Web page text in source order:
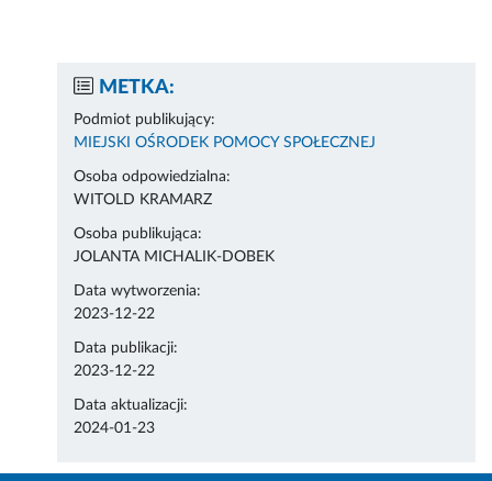
METKA:
Podmiot publikujący:
MIEJSKI OŚRODEK POMOCY SPOŁECZNEJ
Osoba odpowiedzialna:
WITOLD KRAMARZ
Osoba publikująca:
JOLANTA MICHALIK-DOBEK
Data wytworzenia:
2023-12-22
Data publikacji:
2023-12-22
Data aktualizacji:
2024-01-23